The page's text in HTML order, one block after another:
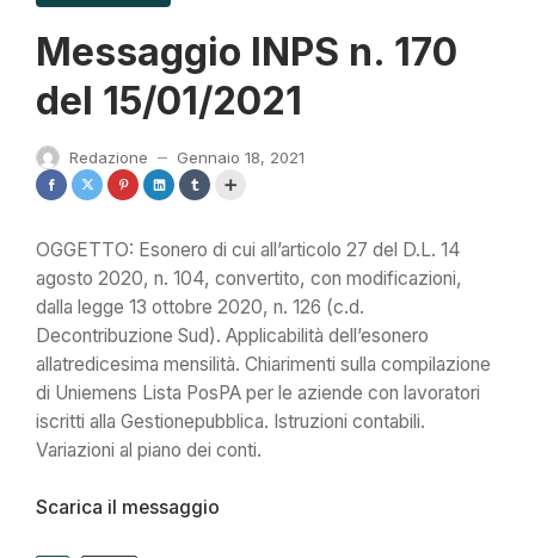
Messaggio INPS n. 170
del 15/01/2021
Redazione — Gennaio 18, 2021
OGGETTO: Esonero di cui all’articolo 27 del D.L. 14
agosto 2020, n. 104, convertito, con modificazioni,
dalla legge 13 ottobre 2020, n. 126 (c.d.
Decontribuzione Sud). Applicabilità dell’esonero
allatredicesima mensilità. Chiarimenti sulla compilazione
di Uniemens Lista PosPA per le aziende con lavoratori
iscritti alla Gestionepubblica. Istruzioni contabili.
Variazioni al piano dei conti.
Scarica il messaggio